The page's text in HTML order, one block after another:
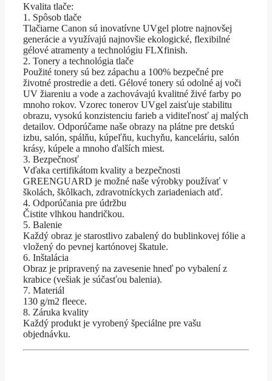
Kvalita tlače:
1. Spôsob tlače
Tlačiarne Canon sú inovatívne UVgel plotre najnovšej
generácie a využívajú najnovšie ekologické, flexibilné
gélové atramenty a technológiu FLXfinish.
2. Tonery a technológia tlače
Použité tonery sú bez zápachu a 100% bezpečné pre
životné prostredie a deti. Gélové tonery sú odolné aj voči
UV žiareniu a vode a zachovávajú kvalitné živé farby po
mnoho rokov. Vzorec tonerov UVgel zaisťuje stabilitu
obrazu, vysokú konzistenciu farieb a viditeľnosť aj malých
detailov. Odporúčame naše obrazy na plátne pre detskú
izbu, salón, spálňu, kúpeľňu, kuchyňu, kanceláriu, salón
krásy, kúpele a mnoho ďalších miest.
3. Bezpečnosť
Vďaka certifikátom kvality a bezpečnosti
GREENGUARD je možné naše výrobky používať v
školách, škôlkach, zdravotníckych zariadeniach atď.
4. Odporúčania pre údržbu
Čistite vlhkou handričkou.
5. Balenie
Každý obraz je starostlivo zabalený do bublinkovej fólie a
vložený do pevnej kartónovej škatule.
6. Inštalácia
Obraz je pripravený na zavesenie hneď po vybalení z
krabice (vešiak je súčasťou balenia).
7. Materiál
130 g/m2 fleece.
8. Záruka kvality
Každý produkt je vyrobený špeciálne pre vašu
objednávku.